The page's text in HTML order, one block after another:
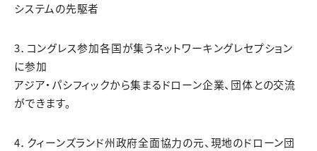
システムの先駆者
3．コングレス参加各国が集うネットワーキングレセプション
に参加
アジア・パシフィックから集まるドローン企業、団体との交流
ができます。
4．クィーンズランド州政府全面協力の元、現地のドローン団